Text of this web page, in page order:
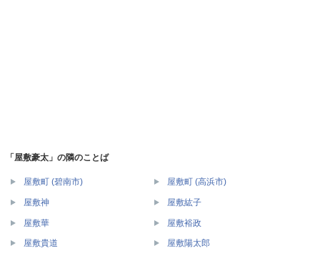
「屋敷豪太」の隣のことば
屋敷町 (碧南市) 屋敷町 (高浜市)
屋敷神 屋敷紘子
屋敷華 屋敷裕政
屋敷貴道 屋敷陽太郎